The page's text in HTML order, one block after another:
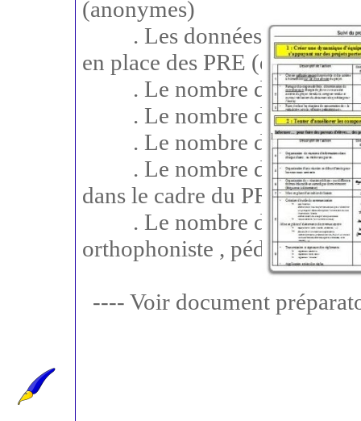
(anonymes)
. Les données sociales
en place des PRE (données
. Le nombre d'enfants
. Le nombre d'enfants
. Le nombre d'enfants
. Le nombre d'enfants
dans le cadre du PRE
. Le nombre d'enfants
orthophoniste ,
---- Voir document